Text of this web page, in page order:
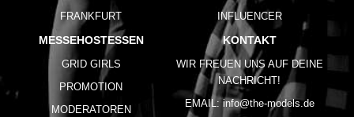
FRANKFURT
INFLUENCER
MESSEHOSTESSEN
GRID GIRLS
PROMOTION
MODERATOREN
KONTAKT
WIR FREUEN UNS AUF DEINE
NACHRICHT!
EMAIL: info@the-models.de